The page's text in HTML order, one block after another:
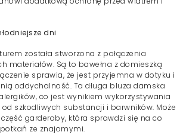
dni
została stworzona z połączenia
materiałów. Są to bawełna z domieszką
sprawia, że jest przyjemna w dotyku i
oddychalność. Ta długa bluza damska
co jest wynikiem wykorzystywania
szkodliwych substancji i barwników. Może
garderoby, która sprawdzi się na co
ze znajomymi.